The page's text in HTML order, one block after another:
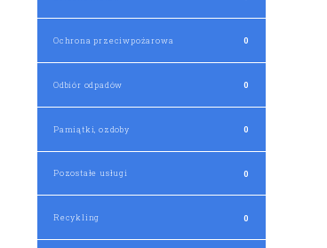
Ochrona przeciwpożarowa 0
Odbiór odpadów 0
Pamiątki, ozdoby 0
Pozostałe usługi 0
Recykling 0